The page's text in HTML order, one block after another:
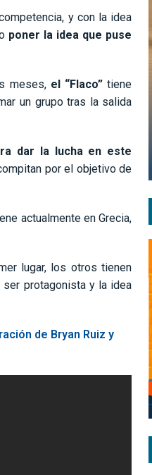
y con la idea
poner la idea que puse
meses, el “Flaco”tiene
un grupo tras la salida
dar la lucha en este
por el objetivo de
actualmente en Grecia,
lugar, los otros tienen
ser protagonista y la idea
de Bryan Ruiz y